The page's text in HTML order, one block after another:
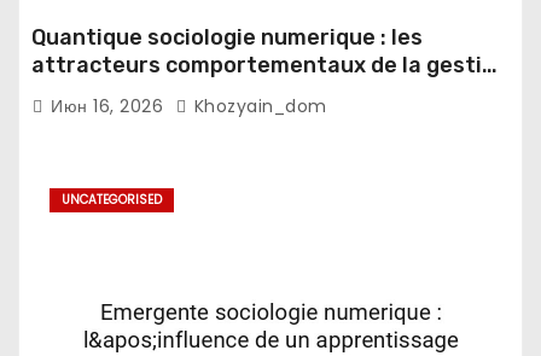
Quantique sociologie numerique : les
attracteurs comportementaux de la gestion
du sommeil en contexte fatigue
decisionnelle
Июн 16, 2026 Khozyain_dom
UNCATEGORISED